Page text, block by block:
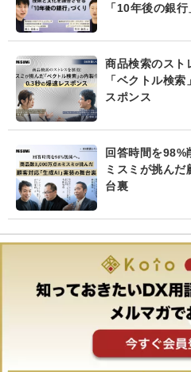
「10年後の銀
商品検索のスト
「ベクトル検
スポンス
回答時間を98%
ミスミが挑ん
台裏